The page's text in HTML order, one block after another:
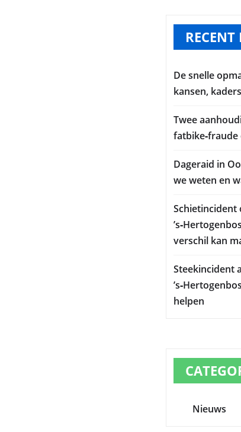
De snelle
kansen,
Twee
Dageraid in
we weten en
Schietincident
verschil kan
Steekincident
helpen
Nieuws